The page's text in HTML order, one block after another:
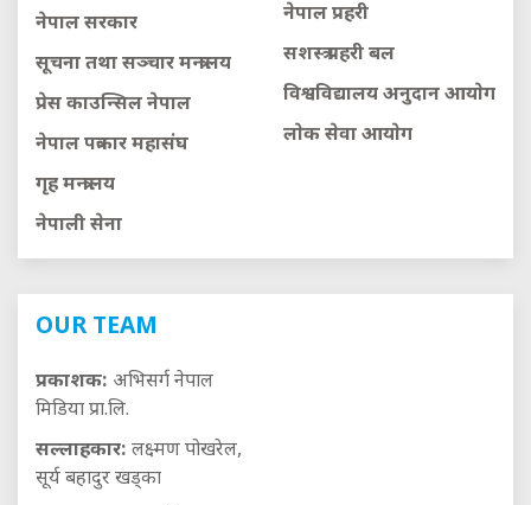
नेपाल सरकार
सूचना तथा सञ्चार मन्त्रालय
प्रेस काउन्सिल नेपाल
नेपाल पत्रकार महासंघ
गृह मन्त्रालय
नेपाली सेना
नेपाल प्रहरी
सशस्त्र प्रहरी बल
विश्वविद्यालय अनुदान आयाेग
लाेक सेवा आयाेग
OUR TEAM
प्रकाशक: अभिसर्ग नेपाल
मिडिया प्रा.लि.
सल्लाहकार: लक्ष्मण पोखरेल,
सूर्य बहादुर खड्का